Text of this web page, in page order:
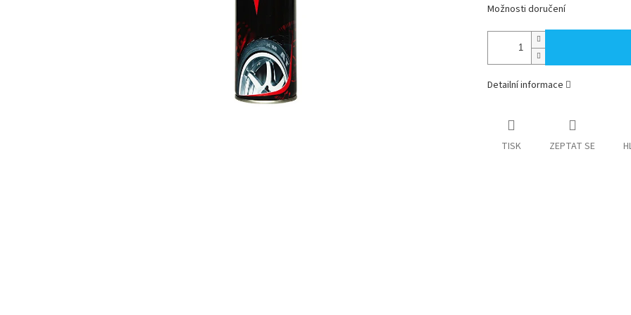
Možnosti doručení
Detailní informace
TISK ZEPTAT SE